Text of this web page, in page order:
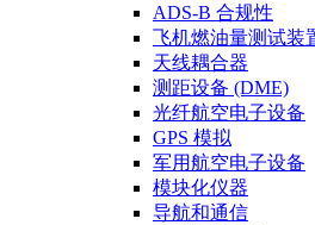
ADS-B 合规性
飞机燃油量测试装
天线耦合器
测距设备 (DME)
光纤航空电子设备
GPS 模拟
军用航空电子设备
模块化仪器
导航和通信